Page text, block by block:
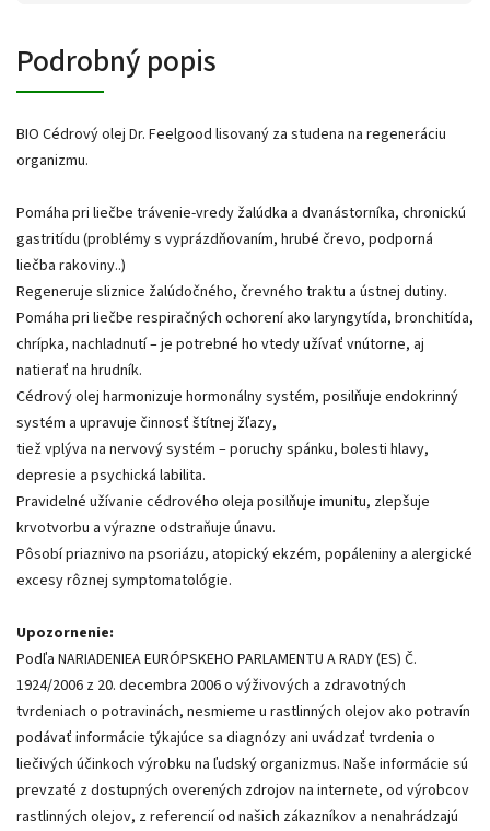
Podrobný popis
BIO Cédrový olej Dr. Feelgood lisovaný za studena na regeneráciu
organizmu.
Pomáha pri liečbe trávenie-vredy žalúdka a dvanástorníka, chronickú
gastritídu (problémy s vyprázdňovaním, hrubé črevo, podporná
liečba rakoviny..)
Regeneruje sliznice žalúdočného, črevného traktu a ústnej dutiny.
Pomáha pri liečbe respiračných ochorení ako laryngytída, bronchitída,
chrípka, nachladnutí – je potrebné ho vtedy užívať vnútorne, aj
natierať na hrudník.
Cédrový olej harmonizuje hormonálny systém, posilňuje endokrinný
systém a upravuje činnosť štítnej žľazy,
tiež vplýva na nervový systém – poruchy spánku, bolesti hlavy,
depresie a psychická labilita.
Pravidelné užívanie cédrového oleja posilňuje imunitu, zlepšuje
krvotvorbu a výrazne odstraňuje únavu.
Pôsobí priaznivo na psoriázu, atopický ekzém, popáleniny a alergické
excesy rôznej symptomatológie.
Upozornenie:
Podľa NARIADENIEA EURÓPSKEHO PARLAMENTU A RADY (ES) Č.
1924/2006 z 20. decembra 2006 o výživových a zdravotných
tvrdeniach o potravinách, nesmieme u rastlinných olejov ako potravín
podávať informácie týkajúce sa diagnózy ani uvádzať tvrdenia o
liečivých účinkoch výrobku na ľudský organizmus. Naše informácie sú
prevzaté z dostupných overených zdrojov na internete, od výrobcov
rastlinných olejov, z referencií od našich zákazníkov a nenahrádzajú